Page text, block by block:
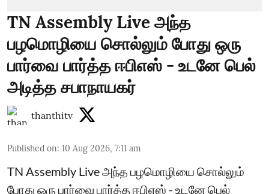
TN Assembly Live அந்த
பழமொழியை சொல்லும் போது ஒரு
பார்வை பார்த்த ஈபிஎஸ் - உடனே பெல்
அடித்த சபாநாயகர்
thanthitv
Published on: 10 Aug 2026, 7:11 am
TN Assembly Live அந்த பழமொழியை சொல்லும்
போது ஒரு பார்வை பார்த்த ஈபிஎஸ் - உடனே பெல்